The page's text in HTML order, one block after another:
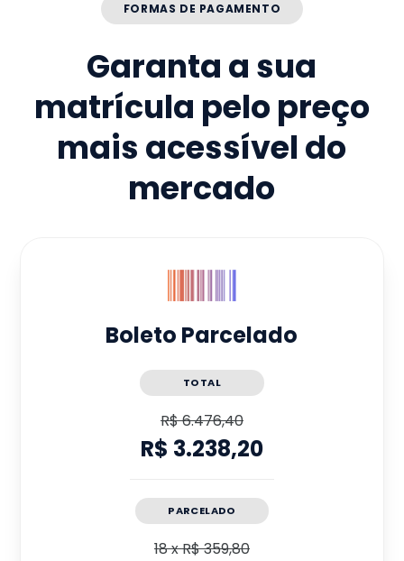
FORMAS DE PAGAMENTO
Garanta a sua
matrícula pelo preço
mais acessível do
mercado
Boleto Parcelado
TOTAL
R$ 6.476,40
R$ 3.238,20
PARCELADO
18xR$ 359,80